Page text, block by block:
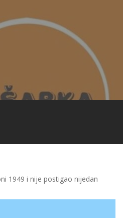
1949 i nije postigao nijedan